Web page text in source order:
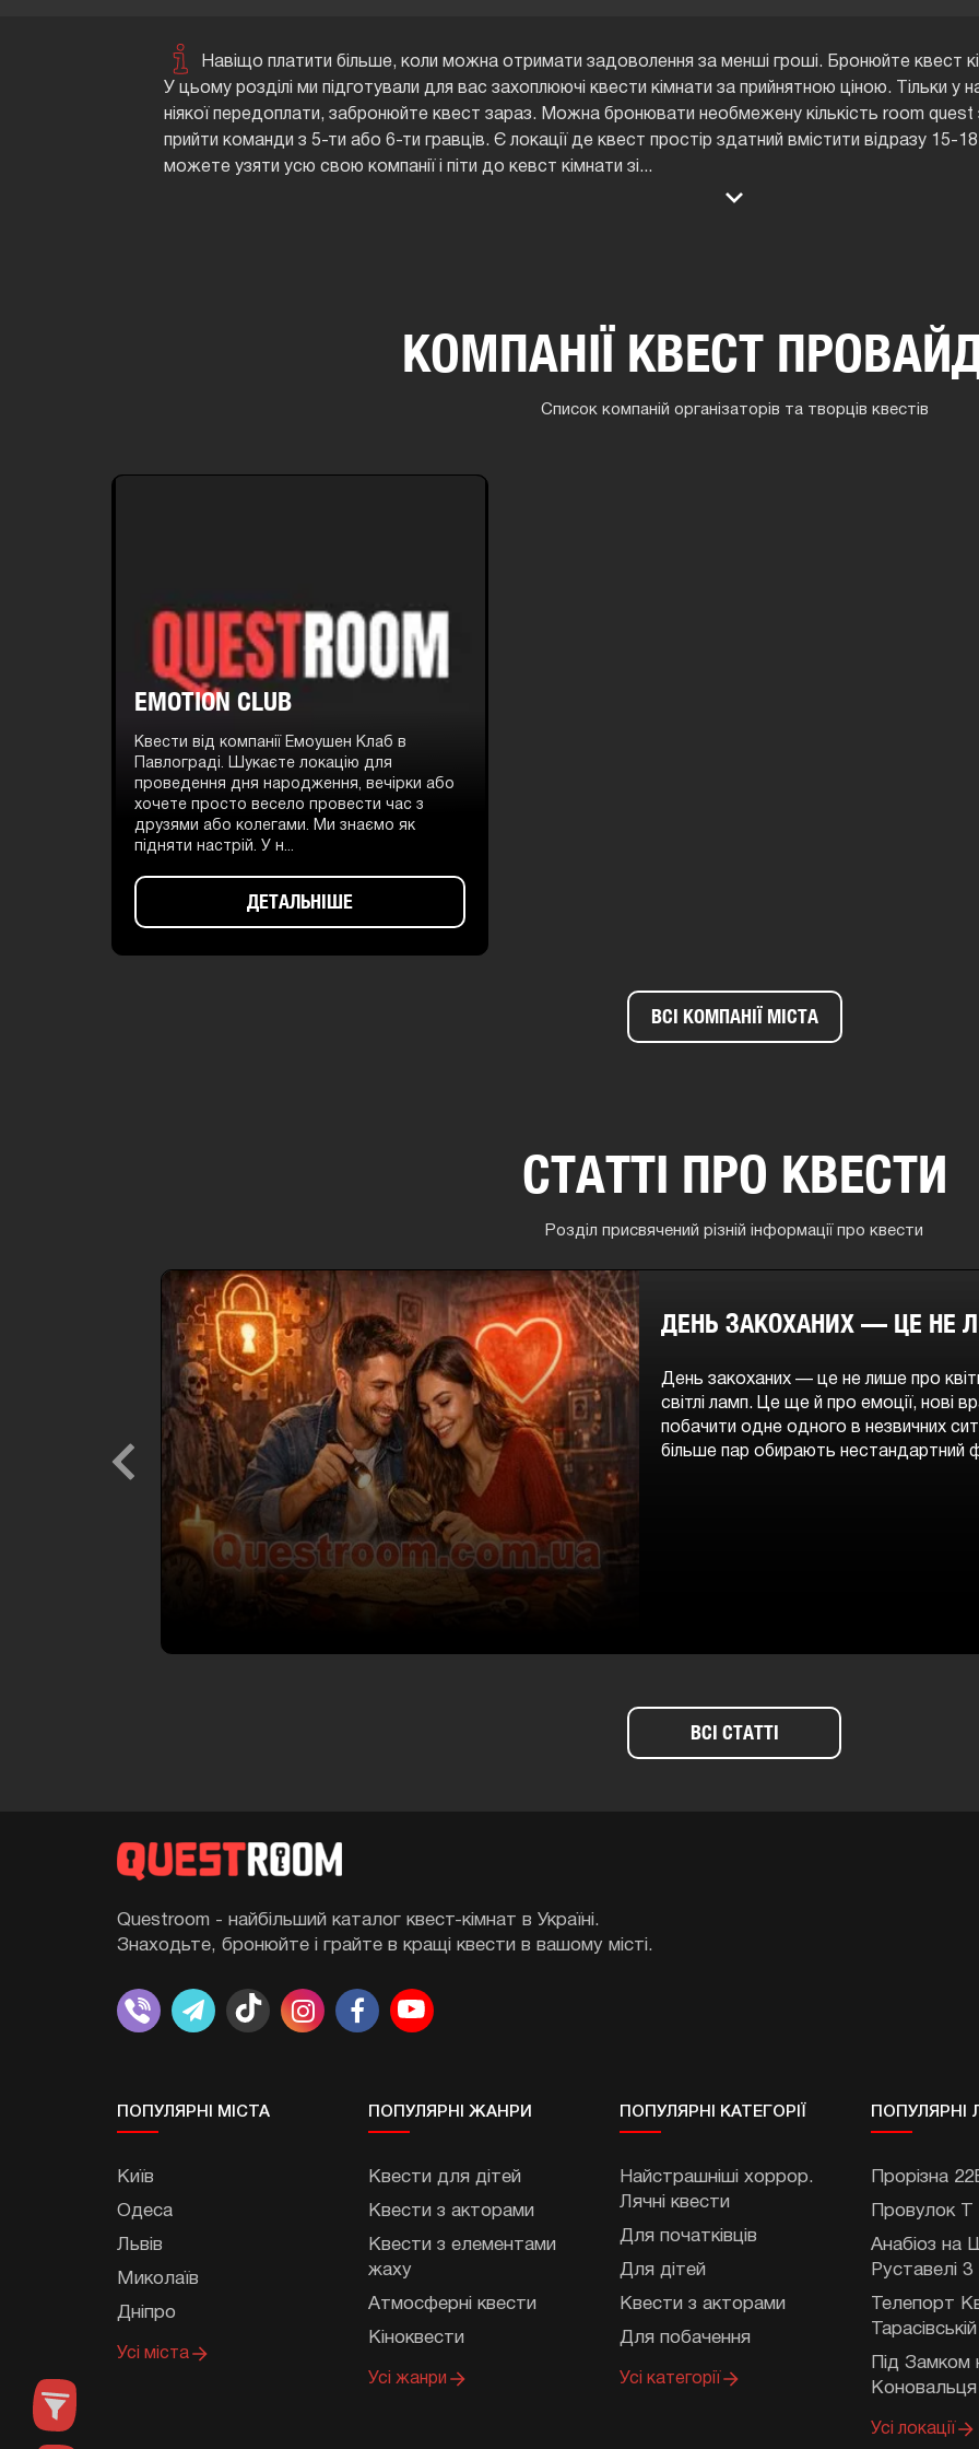
Навіщо платити більше, коли можна отримати задоволення за менші гроші. Бронюйте квест
У цьому розділі ми підготували для вас захоплюючі квести кімнати за прийнятною ціною. Тільки
ніякої передоплати, забронюйте квест зараз. Можна бронювати необмежену кількість room
прийти команди з 5-ти або 6-ти гравців. Є локації де квест простір здатний вмістити відразу 15-
можете узяти усю свою компанії і піти до кевст кімнати зі ...
КОМПАНІЇ КВЕСТ
Список компаній організаторів та творців квестів
EMOTION CLUB
Квести від компанії Емоушен Клаб в
Павлограді. Шукаєте локацію для
проведення дня народження, вечірки або
хочете просто весело провести час з
друзями або колегами. Ми знаємо як
підняти настрій. У н...
ДЕТАЛЬНІШЕ
ВСІ КОМПАНІЇ МІСТА
СТАТТІ ПРО КВЕСТИ
Розділ присвячений різній інформації про квести
Previous
ДЕНЬ ЗАКОХАНИХ — ЦЕ НЕ
День закоханих — це не лише про
світлі ламп. Це ще й про емоції, нові
побачити одне одного в незвичних
більше пар обирають нестандартний
ВСІ СТАТТІ
Questroom - найбільший каталог квест-кімнат в Україні.
Знаходьте, бронюйте і грайте в кращі квести в вашому місті.
ПОПУЛЯРНІ МIСТА
Київ
Одеса
Львів
Миколаїв
Дніпро
Усі мiста
ПОПУЛЯРНІ ЖАНРИ
Квести для дітей
Квести з акторами
Квести з елементами
жаху
Атмосферні квести
Кіноквести
Усі жанри
ПОПУЛЯРНІ КАТЕГОРІЇ
Найстрашніші хоррор.
Лячні квести
Для початківців
Для дітей
Квести з акторами
Для побачення
Усі категорії
ПОПУЛЯРНІ
Прорізна
Провулок
Анабіоз на
Руставелі 3
Телепорт
Тарасівській
Під Замком
Коновальця
Усі локації